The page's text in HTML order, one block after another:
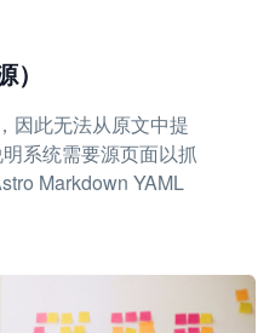
因此无法从原文中提
系统需要源页面以抓
Markdown YAML